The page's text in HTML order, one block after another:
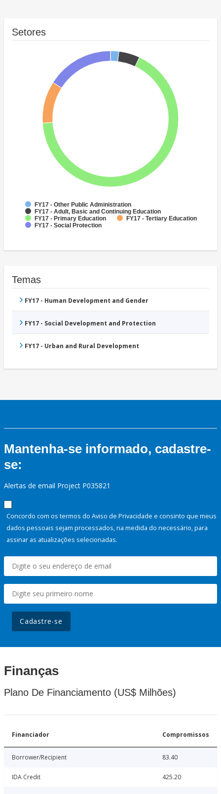
Setores
FY17 - Other Public Administration
FY17 - Adult, Basic and Continuing Education
FY17 - Primary Education
FY17 - Tertiary Education
FY17 - Social Protection
Temas
FY17 - Human Development and Gender
FY17 - Social Development and Protection
FY17 - Urban and Rural Development
Mantenha-se informado, cadastre-
se:
Alertas de email Project P035821
Concordo com os termos do Aviso de Privacidade e consinto que meus
dados pessoais sejam processados, na medida do necessário, para
assinar as atualizações selecionadas.
Cadastre-se
Finanças
Plano De Financiamento (US$ Milhões)
Financiador Compromissos
Borrower/Recipient 83.40
IDA Credit 425.20